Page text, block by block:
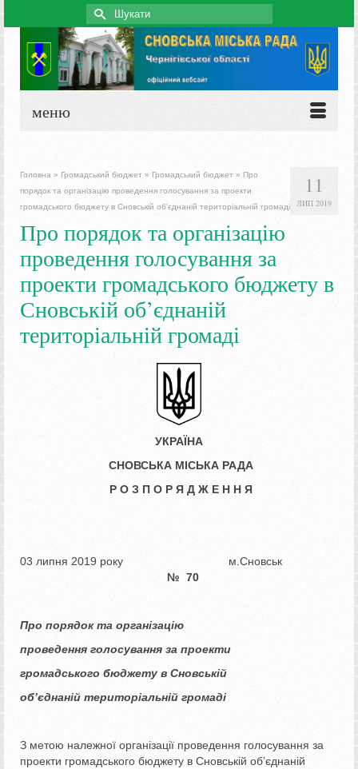
Search
for:
меню
11
ЛИП 2019
Головна » Громадський бюджет » Громадський бюджет » Про
порядок та організацію проведення голосування за проекти
громадського бюджету в Сновській об’єднаній територіальній громаді
Про порядок та організацію
проведення голосування за
проекти громадського бюджету в
Сновській об’єднаній
територіальній громаді
УКРАЇНА
СНОВСЬКА МІСЬКА РАДА
Р О З П О Р Я Д Ж Е Н Н Я
03 липня 2019 року м.Сновськ
№ 70
Про порядок та організацію
проведення голосування за проекти
громадського бюджету в Сновській
об’єднаній територіальній громаді
З метою належної організації проведення голосування за
проекти громадського бюджету в Сновській об’єднаній